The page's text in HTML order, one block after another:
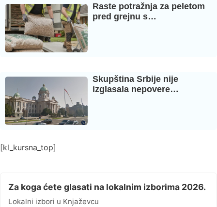
Raste potražnja za peletom
pred grejnu s…
Skupština Srbije nije
izglasala nepovere…
[kl_kursna_top]
Za koga ćete glasati na lokalnim izborima 2026.
Lokalni izbori u Knjaževcu